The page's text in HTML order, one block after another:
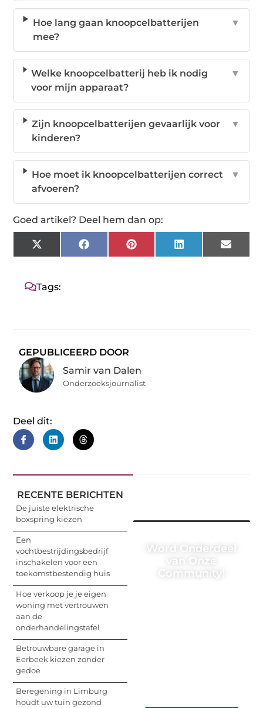
Hoe lang gaan knoopcelbatterijen
mee?
▼
Welke knoopcelbatterij heb ik nodig
voor mijn apparaat?
▼
Zijn knoopcelbatterijen gevaarlijk voor
kinderen?
▼
Hoe moet ik knoopcelbatterijen correct
afvoeren?
▼
Goed artikel? Deel hem dan op:
X
(Twitter)
FacebookPinterestLinkedIn Email
Tags:
GEPUBLICEERD DOOR
Samir van Dalen
Onderzoeksjournalist
Deel dit:
RECENTE BERICHTEN
De juiste elektrische
boxspring kiezen
Een
vochtbestrijdingsbedrijf
inschakelen voor een
toekomstbestendig huis
Hoe verkoop je je eigen
woning met vertrouwen
aan de
onderhandelingstafel
Betrouwbare garage in
Eerbeek kiezen zonder
gedoe
Beregening in Limburg
houdt uw tuin gezond
Word Onderdeel
van Onze
Community!